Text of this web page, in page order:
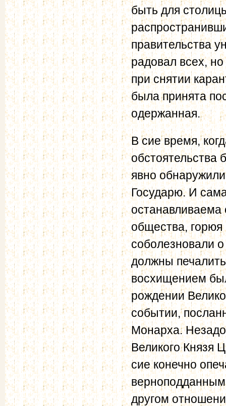
быть для
правительства
радовал всех,
при снятии
была принята
одержанная.
В сие время,
обстоятельства
явно
Государю. И
общества,
соболезновали
должны
восхищением
рождении
событии,
Монарха.
Великого Князя
сие конечно
другом